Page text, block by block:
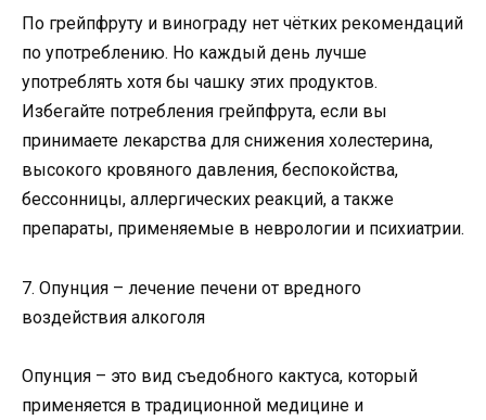
По грейпфруту и винограду нет чётких рекомендаций
по употреблению. Но каждый день лучше
употреблять хотя бы чашку этих продуктов.
Избегайте потребления грейпфрута, если вы
принимаете лекарства для снижения холестерина,
высокого кровяного давления, беспокойства,
бессонницы, аллергических реакций, а также
препараты, применяемые в неврологии и психиатрии.
7. Опунция – лечение печени от вредного
воздействия алкоголя
Опунция – это вид съедобного кактуса, который
применяется в традиционной медицине и